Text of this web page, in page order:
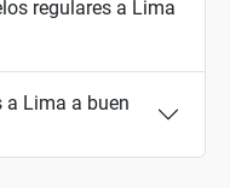
regulares a Lima
a Lima a buen